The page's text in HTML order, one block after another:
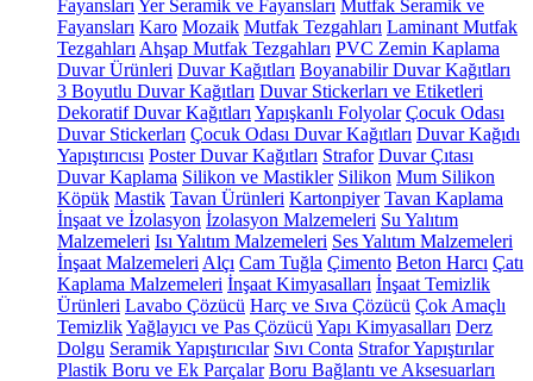
Fayansları Yer Seramik ve Fayansları Mutfak Seramik ve
Fayansları Karo Mozaik Mutfak Tezgahları Laminant Mutfak
Tezgahları Ahşap Mutfak Tezgahları PVC Zemin Kaplama
Duvar Ürünleri Duvar Kağıtları Boyanabilir Duvar Kağıtları
3 Boyutlu Duvar Kağıtları Duvar Stickerları ve Etiketleri
Dekoratif Duvar Kağıtları Yapışkanlı Folyolar Çocuk Odası
Duvar Stickerları Çocuk Odası Duvar Kağıtları Duvar Kağıdı
Yapıştırıcısı Poster Duvar Kağıtları Strafor Duvar Çıtası
Duvar Kaplama Silikon ve Mastikler Silikon Mum Silikon
Köpük Mastik Tavan Ürünleri Kartonpiyer Tavan Kaplama
İnşaat ve İzolasyon İzolasyon Malzemeleri Su Yalıtım
Malzemeleri Isı Yalıtım Malzemeleri Ses Yalıtım Malzemeleri
İnşaat Malzemeleri Alçı Cam Tuğla Çimento Beton Harcı Çatı
Kaplama Malzemeleri İnşaat Kimyasalları İnşaat Temizlik
Ürünleri Lavabo Çözücü Harç ve Sıva Çözücü Çok Amaçlı
TemizlikYağlayıcı ve Pas Çözücü Yapı Kimyasalları Derz
Dolgu Seramik Yapıştırıcılar Sıvı Conta Strafor Yapıştırılar
Plastik Boru ve Ek Parçalar Boru Bağlantı ve Aksesuarları